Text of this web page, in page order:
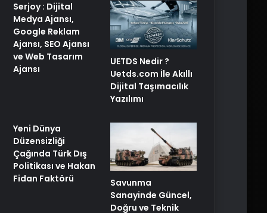
Serjoy : Dijital
Medya Ajansı,
Google Reklam
Ajansı, SEO Ajansı
ve Web Tasarım
Ajansı
UETDS Nedir ?
Uetds.com İle Akıllı
Dijital Taşımacılık
Yazılımı
Yeni Dünya
Düzensizliği
Çağında Türk Dış
Politikası ve Hakan
Fidan Faktörü
Savunma
Sanayinde Güncel,
Doğru ve Teknik